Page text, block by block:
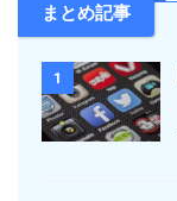
まとめ記事
1